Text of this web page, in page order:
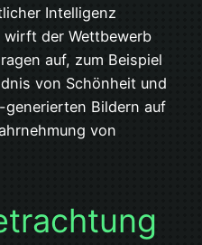
Intelligenz
wirft der Wettbewerb
auf, zum Beispiel
von Schönheit und
Bildern auf
von